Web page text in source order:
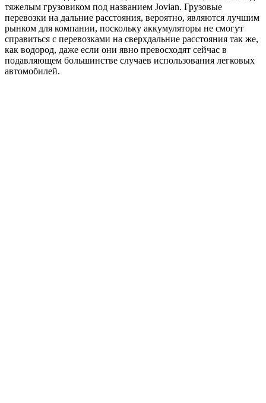
тяжелым грузовиком под названием Jovian. Грузовые
перевозки на дальние расстояния, вероятно, являются лучшим
рынком для компании, поскольку аккумуляторы не смогут
справиться с перевозками на сверхдальние расстояния так же,
как водород, даже если они явно превосходят сейчас в
подавляющем большинстве случаев использования легковых
автомобилей.